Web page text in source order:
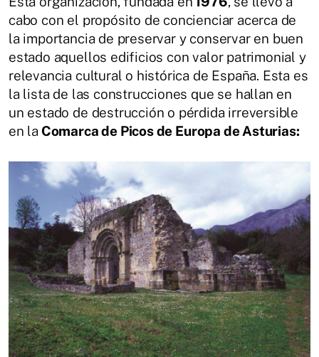
cabo con el propósito de concienciar acerca de
la importancia de preservar y conservar en buen
estado aquellos edificios con valor patrimonial y
relevancia cultural o histórica de España. Esta es
la lista de las construcciones que se hallan en
un estado de destrucción o pérdida irreversible
en la Comarca de Picos de Europa de Asturias: